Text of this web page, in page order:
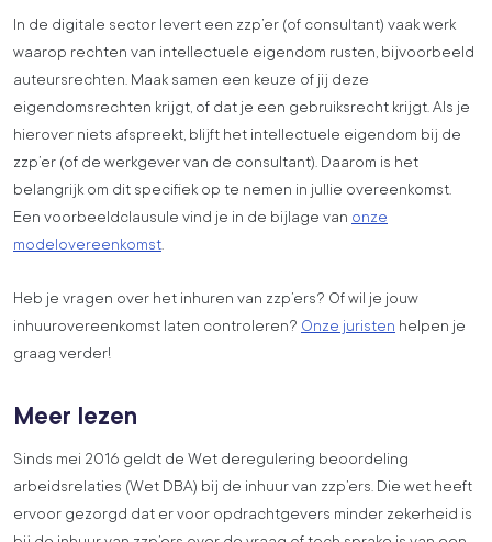
In de digitale sector levert een zzp’er (of consultant) vaak werk
waarop rechten van intellectuele eigendom rusten, bijvoorbeeld
auteursrechten. Maak samen een keuze of jij deze
eigendomsrechten krijgt, of dat je een gebruiksrecht krijgt. Als je
hierover niets afspreekt, blijft het intellectuele eigendom bij de
zzp’er (of de werkgever van de consultant). Daarom is het
belangrijk om dit specifiek op te nemen in jullie overeenkomst.
Een voorbeeldclausule vind je in de bijlage van onze
modelovereenkomst.
Heb je vragen over het inhuren van zzp’ers? Of wil je jouw
inhuurovereenkomst laten controleren? Onze juristen helpen je
graag verder!
Meer lezen
Sinds mei 2016 geldt de Wet deregulering beoordeling
arbeidsrelaties (Wet DBA) bij de inhuur van zzp’ers. Die wet heeft
ervoor gezorgd dat er voor opdrachtgevers minder zekerheid is